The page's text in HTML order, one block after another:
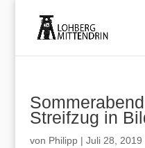
Streifzug in
von Philipp| Juli 28, 2019